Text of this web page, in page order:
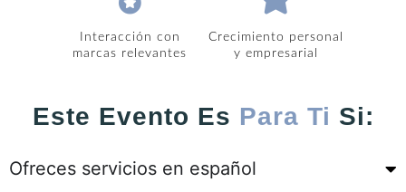
Interacción con
marcas relevantes
Crecimiento personal
y empresarial
Este Evento Es Para Ti Si:
Ofreces servicios en español